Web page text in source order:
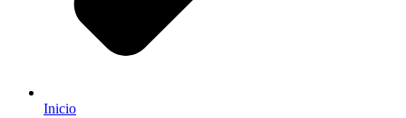
Inicio